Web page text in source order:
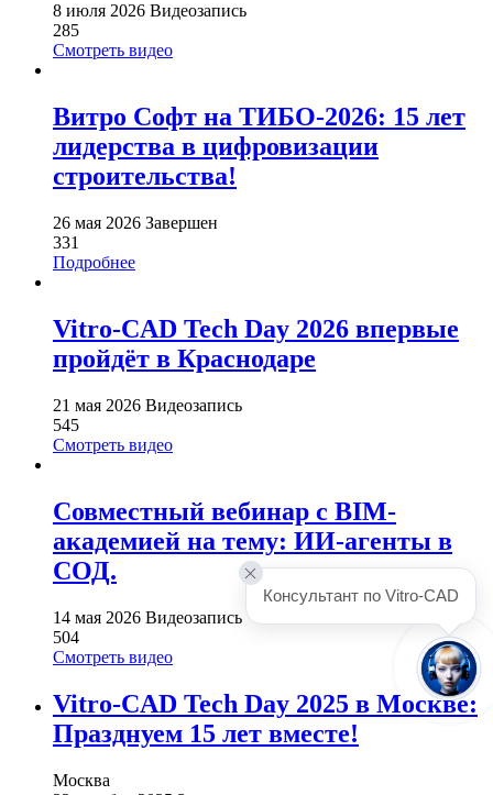
8 июля 2026 Видеозапись
285
Смотреть видео
Витро Софт на ТИБО-2026: 15 лет
лидерства в цифровизации
строительства!
26 мая 2026 Завершен
331
Подробнее
Vitro-CAD Tech Day 2026 впервые
пройдёт в Краснодаре
21 мая 2026 Видеозапись
545
Смотреть видео
Совместный вебинар с BIM-
академией на тему: ИИ-агенты в
СОД.
14 мая 2026 Видеозапись
504
Смотреть видео
Vitro-CAD Tech Day 2025 в Москве:
Празднуем 15 лет вместе!
Москва
Консультант по Vitro-CAD